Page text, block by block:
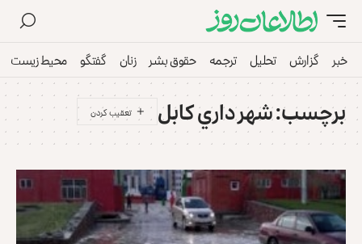
خبر گزارش تحلیل ترجمه حقوق بشر زنان گفتگو محیط زیست
برچسب:شهر داري كابل